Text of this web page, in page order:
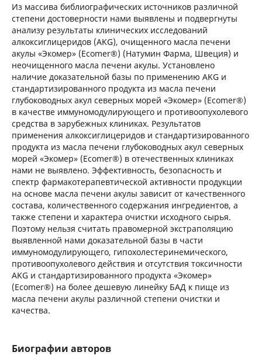
Из массива библиографических источников различной
степени достоверности нами выявлены и подвергнуты
анализу результаты клинических исследований
алкоксиглицеридов (AKG), очищенного масла печени
акулы «Экомер» (Ecomer®) (Натумин Фарма, Швеция) и
неочищенного масла печени акулы. Установлено
наличие доказательной базы по применению AKG и
стандартизированного продукта из масла печени
глубоководных акул северных морей «Экомер» (Ecomer®)
в качестве иммуномодулирующего и противоопухолевого
средства в зарубежных клиниках. Результатов
применения алкоксиглицеридов и стандартизированного
продукта из масла печени глубоководных акул северных
морей «Экомер» (Ecomer®) в отечественных клиниках
нами не выявлено. Эффективность, безопасность и
спектр фармакотерапевтической активности продукции
на основе масла печени акулы зависит от качественного
состава, количественного содержания ингредиентов, а
также степени и характера очистки исходного сырья.
Поэтому нельзя считать правомерной экстраполяцию
выявленной нами доказательной базы в части
иммуномодулирующего, гипохолестеринемического,
противоопухолевого действия и отсутствия токсичности
AKG и стандартизированного продукта «Экомер»
(Ecomer®) на более дешевую линейку БАД к пище из
масла печени акулы различной степени очистки и
качества.
Биографии авторов